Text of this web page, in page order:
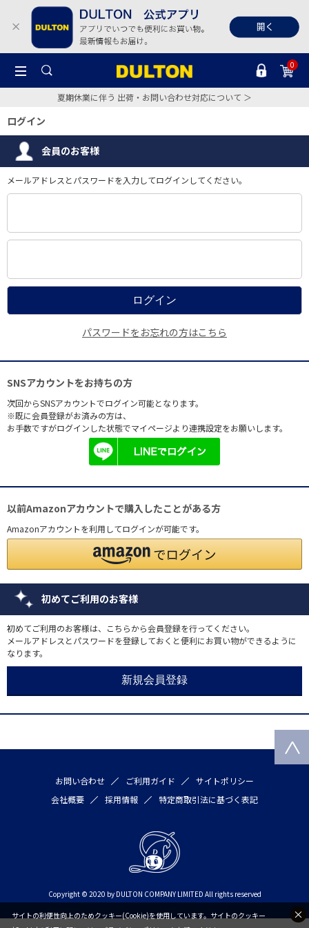
0
夏期休業に伴う 出荷・お問い合わせ対応について ＞
ログイン
会員のお客様
メールアドレスとパスワードを入力してログインしてください。
パスワードをお忘れの方はこちら
SNSアカウントをお持ちの方
次回からSNSアカウントでログイン可能となります。
※既に会員登録がお済みの方は、
お手数ですがログインした状態でマイページより連携設定をお願いします。
以前Amazonアカウントで購入したことがある方
Amazonアカウントを利用してログインが可能です。
初めてご利用のお客様
初めてご利用のお客様は、こちらから会員登録を行ってください。
メールアドレスとパスワードを登録しておくと便利にお買い物ができるように
なります。
お問い合わせ ご利用ガイド
サイトポリシー
会社概要
採用情報 特定商取引法に基づく表記
Copyright © 2020 by DULTON COMPANY LIMITED All rights reserved
サイトの利便性向上のためクッキー(Cookie)を使用しています。サイトのクッキー